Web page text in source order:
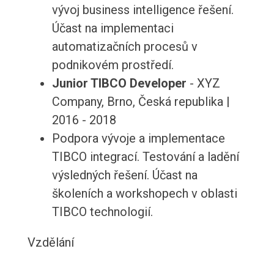
vývoj business intelligence řešení.
Účast na implementaci
automatizačních procesů v
podnikovém prostředí.
Junior TIBCO Developer - XYZ
Company, Brno, Česká republika |
2016 - 2018
Podpora vývoje a implementace
TIBCO integrací. Testování a ladění
výsledných řešení. Účast na
školeních a workshopech v oblasti
TIBCO technologií.
Vzdělání